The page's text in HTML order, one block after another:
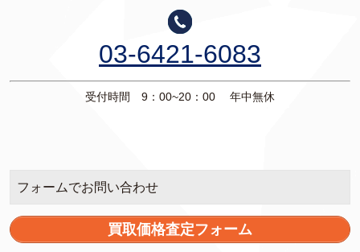
03-6421-6083
受付時間 9：00~20：00 年中無休
フォームでお問い合わせ
買取価格査定フォーム